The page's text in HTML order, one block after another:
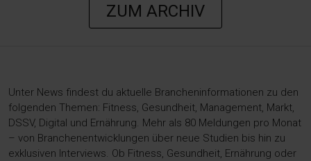
ZUM ARCHIV
Unter News findest du aktuelle Brancheninformationen zu den
folgenden Themen: Fitness, Gesundheit, Management, Markt,
DSSV, Digital und Ernährung. Mehr als 80 Meldungen pro Monat
– von Branchenentwicklungen über neue Studien bis hin zu
exklusiven Interviews. Ob Fitness, Gesundheit, Ernährung oder